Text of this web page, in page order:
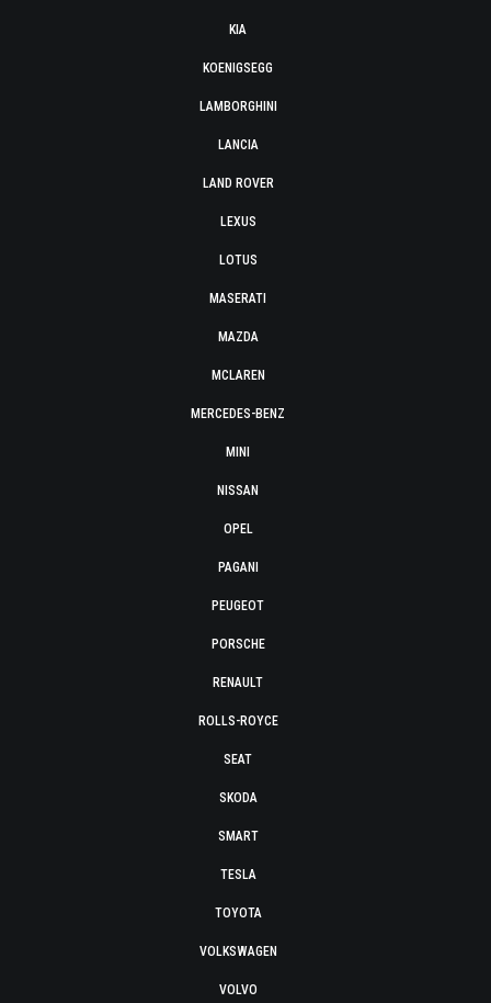
KIA
KOENIGSEGG
LAMBORGHINI
LANCIA
LAND ROVER
LEXUS
LOTUS
MASERATI
MAZDA
MCLAREN
MERCEDES-BENZ
MINI
NISSAN
OPEL
PAGANI
PEUGEOT
PORSCHE
RENAULT
ROLLS-ROYCE
SEAT
SKODA
SMART
TESLA
TOYOTA
VOLKSWAGEN
VOLVO